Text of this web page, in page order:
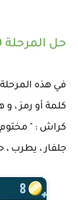
حل المرحلة 220 من لعبة كلمات كراش :
في هذه
كراش : " مختوم ،
جلفار ، يطرب ،